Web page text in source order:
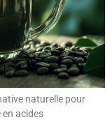
naturelle pour
en acides